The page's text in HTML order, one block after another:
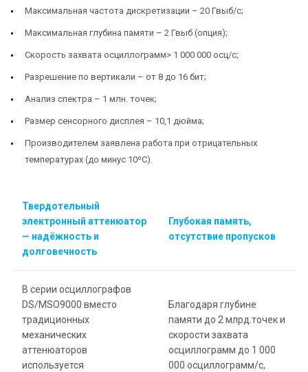
Максимальная частота дискретизации – 20 Гвыб/с;
Максимальная глубина памяти – 2 Гвыб (опция);
Скорость захвата осциллограмм> 1 000 000 осц/с;
Разрешение по вертикали – от 8 до 16 бит;
Анализ спектра – 1 млн. точек;
Размер сенсорного дисплея – 10,1 дюйма;
Производителем заявлена работа при отрицательных
температурах (до минус 10ºС).
Твердотельный
электронный аттенюатор
— надёжность и
долговечность
Глубокая память,
отсутствие пропусков
В серии осциллографов
DS/MSO9000 вместо
традиционных
механических
аттенюаторов
используется
Благодаря глубине
памяти до 2 млрд.точек и
скорости захвата
осциллограмм до 1 000
000 осциллограмм/с,